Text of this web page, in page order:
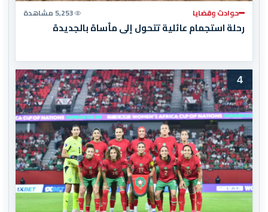
حوادث وقضايا 5,253 مشاهدة
رحلة استجمام عائلية تتحول إلى مأساة بالجديدة
4